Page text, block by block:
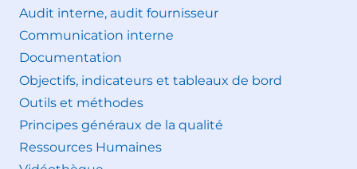
Audit interne, audit fournisseur
Communication interne
Documentation
Objectifs, indicateurs et tableaux de bord
Outils et méthodes
Principes généraux de la qualité
Ressources Humaines